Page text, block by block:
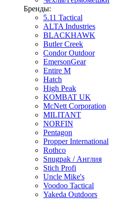
Бренды:
5.11 Tactical
ALTA Industries
BLACKHAWK
Butler Creek
Condor Outdoor
EmersonGear
Entire M
Hatch
High Peak
KOMBAT UK
McNett Corporation
MILITANT
NORFIN
Pentagon
Propper International
Rothco
Snugpak / Англия
Stich Profi
Uncle Mike's
Voodoo Tactical
Yakeda Outdoors